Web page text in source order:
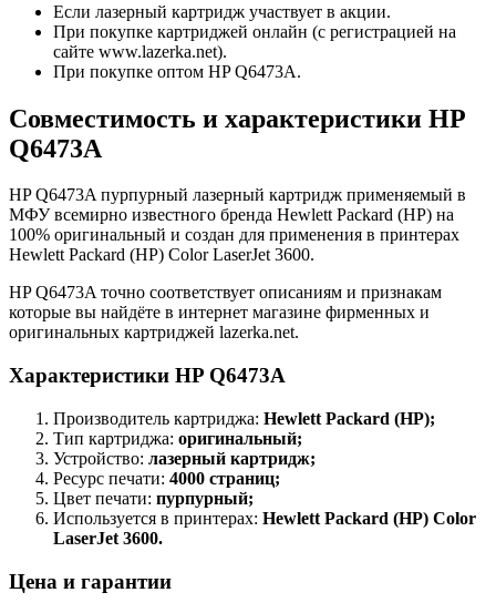
Если лазерный картридж участвует в акции.
При покупке картриджей онлайн (с регистрацией на
сайте www.lazerka.net).
При покупке оптом HP Q6473A.
Совместимость и характеристики HP
Q6473A
HP Q6473A пурпурный лазерный картридж применяемый в
МФУ всемирно известного бренда Hewlett Packard (HP) на
100% оригинальный и создан для применения в принтерах
Hewlett Packard (HP) Color LaserJet 3600.
HP Q6473A точно соответствует описаниям и признакам
которые вы найдёте в интернет магазине фирменных и
оригинальных картриджей lazerka.net.
Характеристики HP Q6473A
Производитель картриджа: Hewlett Packard (HP);
Тип картриджа: оригинальный;
Устройство: лазерный картридж;
Ресурс печати: 4000 страниц;
Цвет печати: пурпурный;
Используется в принтерах: Hewlett Packard (HP) Color
LaserJet 3600.
Цена и гарантии